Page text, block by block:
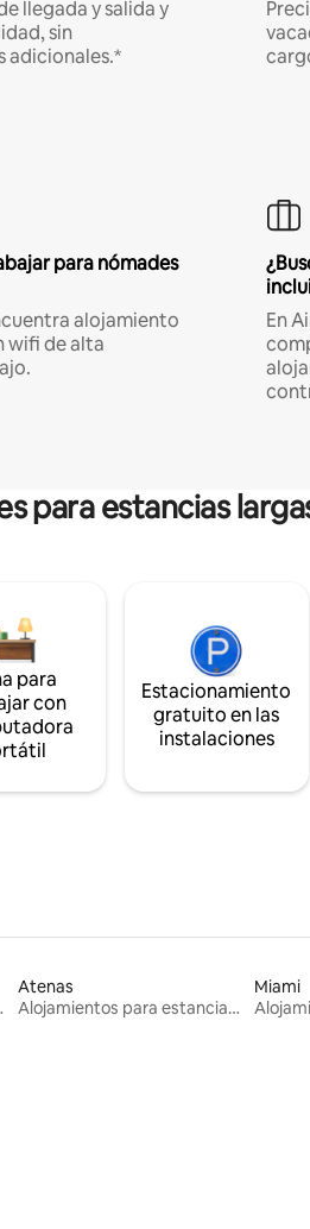
llegada y salida y
sin
adicionales.*
para nómades
alojamiento
wifi de alta
En
para estancias
para
con
Estacionamiento
gratuito en las
instalaciones
largas
Atenas
Alojamientos para estancias largas
Miami